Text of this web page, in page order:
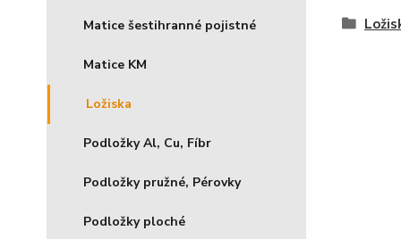
Matice šestihranné pojistné
Matice KM
Ložiska
Podložky Al, Cu, Fíbr
Podložky pružné, Pérovky
Podložky ploché